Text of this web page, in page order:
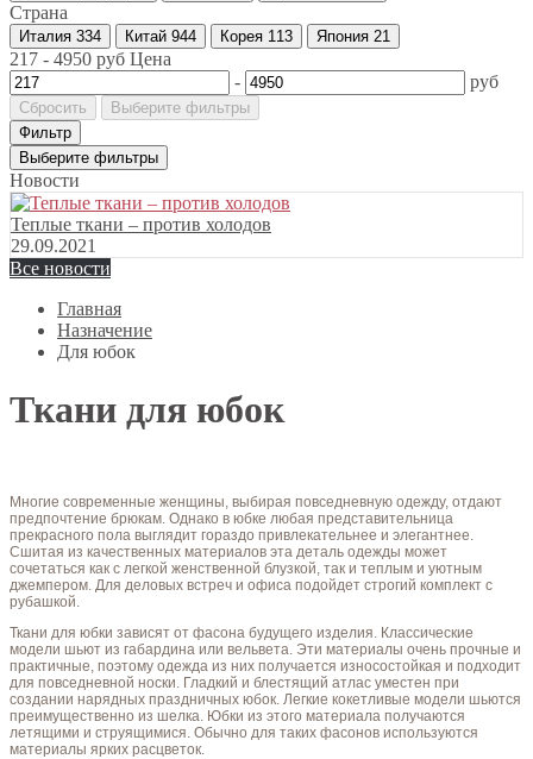
Страна
Италия 334 Китай 944 Корея 113 Япония 21
217 - 4950 руб Цена
-
руб
Сбросить
Выберите фильтры
Фильтр
Выберите фильтры
Новости
Теплые ткани – против холодов
29.09.2021
Все новости
Главная
Назначение
Для юбок
Ткани для юбок
Многие современные женщины, выбирая повседневную одежду, отдают
предпочтение брюкам. Однако в юбке любая представительница
прекрасного пола выглядит гораздо привлекательнее и элегантнее.
Сшитая из качественных материалов эта деталь одежды может
сочетаться как с легкой женственной блузкой, так и теплым и уютным
джемпером. Для деловых встреч и офиса подойдет строгий комплект с
рубашкой.
Ткани для юбки зависят от фасона будущего изделия. Классические
модели шьют из габардина или вельвета. Эти материалы очень прочные и
практичные, поэтому одежда из них получается износостойкая и подходит
для повседневной носки. Гладкий и блестящий атлас уместен при
создании нарядных праздничных юбок. Легкие кокетливые модели шьются
преимущественно из шелка. Юбки из этого материала получаются
летящими и струящимися. Обычно для таких фасонов используются
материалы ярких расцветок.